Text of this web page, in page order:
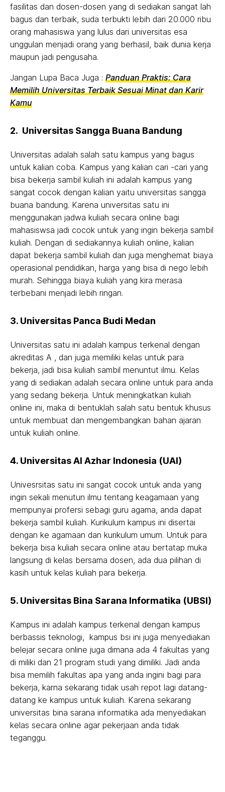
fasilitas dan dosen-dosen yang di sediakan sangat lah
bagus dan terbaik, suda terbukti lebih dari 20.000 ribu
orang mahasiswa yang lulus dari universitas esa
unggulan menjadi orang yang berhasil, baik dunia kerja
maupun jadi pengusaha.
Jangan Lupa Baca Juga : Panduan Praktis: Cara
Memilih Universitas Terbaik Sesuai Minat dan Karir
Kamu
2. Universitas Sangga Buana Bandung
Universitas adalah salah satu kampus yang bagus
untuk kalian coba. Kampus yang kalian cari -cari yang
bisa bekerja sambil kuliah ini adalah kampus yang
sangat cocok dengan kalian yaitu universitas sangga
buana bandung. Karena universitas satu ini
menggunakan jadwa kuliah secara online bagi
mahasiswsa jadi cocok untuk yang ingin bekerja sambil
kuliah. Dengan di sediakannya kuliah online, kalian
dapat bekerja sambil kuliah dan juga menghemat biaya
operasional pendidikan, harga yang bisa di nego lebih
murah. Sehingga biaya kuliah yang kira merasa
terbebani menjadi lebih ringan.
3. Universitas Panca Budi Medan
Universitas satu ini adalah kampus terkenal dengan
akreditas A , dan juga memiliki kelas untuk para
bekerja, jadi bisa kuliah sambil menuntut ilmu. Kelas
yang di sediakan adalah secara online untuk para anda
yang sedang bekerja. Untuk meningkatkan kuliah
online ini, maka di bentuklah salah satu bentuk khusus
untuk membuat dan mengembangkan bahan ajaran
untuk kuliah online.
4. Universitas Al Azhar Indonesia (UAI)
Univesrsitas satu ini sangat cocok untuk anda yang
ingin sekali menutun ilmu tentang keagamaan yang
mempunyai profersi sebagi guru agama, anda dapat
bekerja sambil kuliah. Kurikulum kampus ini disertai
dengan ke agamaan dan kurikulum umum. Untuk para
bekerja bisa kuliah secara online atau bertatap muka
langsung di kelas bersama dosen, ada dua pilihan di
kasih untuk kelas kuliah para bekerja.
5. Universitas Bina Sarana Informatika (UBSI)
Kampus ini adalah kampus terkenal dengan kampus
berbassis teknologi, kampus bsi ini juga menyediakan
belejar secara online juga dimana ada 4 fakultas yang
di miliki dan 21 program studi yang dimiliki. Jadi anda
bisa memilih fakultas apa yang anda ingini bagi para
bekerja, karna sekarang tidak usah repot lagi datang-
datang ke kampus untuk kuliah. Karena sekarang
universitas bina sarana informatika ada menyediakan
kelas secara online agar pekerjaan anda tidak
teganggu.